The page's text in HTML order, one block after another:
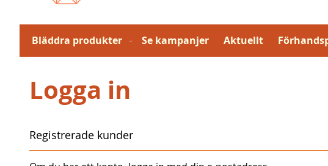
Bläddra produkter Se kampanjer Aktuellt
Logga in
Registrerade kunder